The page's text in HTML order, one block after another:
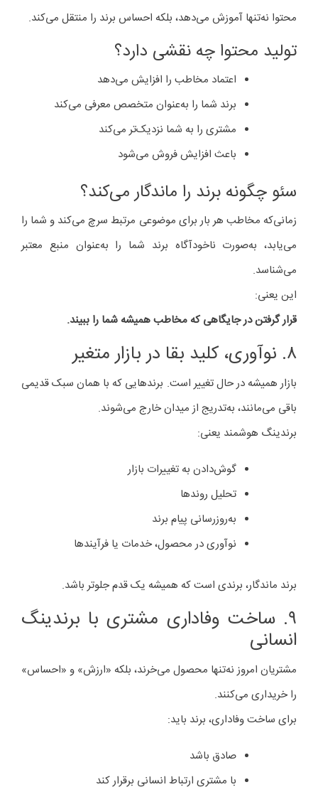
محتوا نه‌تنها آموزش می‌دهد، بلکه احساس برند را منتقل می‌کند.
تولید محتوا چه نقشی دارد؟
اعتماد مخاطب را افزایش می‌دهد
برند شما را به‌عنوان متخصص معرفی می‌کند
مشتری را به شما نزدیک‌تر می‌کند
باعث افزایش فروش می‌شود
سئو چگونه برند را ماندگار می‌کند؟
زمانی‌که مخاطب هر بار برای موضوعی مرتبط سرچ می‌کند و شما را
می‌یابد، به‌صورت ناخودآگاه برند شما را به‌عنوان منبع معتبر
می‌شناسد.
این یعنی:
قرار گرفتن در جایگاهی که مخاطب همیشه شما را ببیند.
۸. نوآوری، کلید بقا در بازار متغیر
بازار همیشه در حال تغییر است. برندهایی که با همان سبک قدیمی
باقی می‌مانند، به‌تدریج از میدان خارج می‌شوند.
برندینگ هوشمند یعنی:
گوش‌دادن به تغییرات بازار
تحلیل روندها
به‌روزرسانی پیام برند
نوآوری در محصول، خدمات یا فرآیندها
برند ماندگار، برندی است که همیشه یک قدم جلوتر باشد.
۹. ساخت وفاداری مشتری با برندینگ
انسانی
مشتریان امروز نه‌تنها محصول می‌خرند، بلکه «ارزش» و «احساس»
را خریداری می‌کنند.
برای ساخت وفاداری، برند باید:
صادق باشد
با مشتری ارتباط انسانی برقرار کند